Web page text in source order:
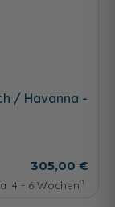
/ Havanna -
305,00 €
4 - 6 Wochen